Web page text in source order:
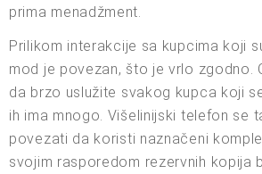
prima menadžment.
Prilikom interakcije sa kupcima koji
mod je povezan, što je vrlo zgodno.
da brzo uslužite svakog kupca koji
ih ima mnogo. Višelinijski telefon se
povezati da koristi naznačeni
svojim rasporedom rezervnih kopija